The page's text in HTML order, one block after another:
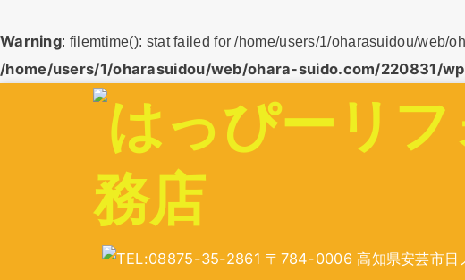
Warning: filemtime(): stat failed for /home/users/1/oharasuidou/web/
/home/users/1/oharasuidou/web/ohara-suido.com/220831/